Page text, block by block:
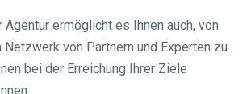
Agentur ermöglicht es Ihnen auch, von
von Partnern und Experten zu
bei der Erreichung Ihrer Ziele